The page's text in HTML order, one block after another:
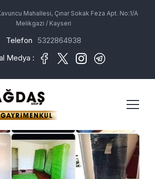
Mahallesi, Çınar Sokak Feza Apt. No:1/A
Melikgazi / Kayseri
Telefon
5322864938
Medya :